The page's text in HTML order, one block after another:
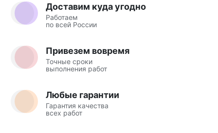
Доставим куда угодно
Работаем
по всей России
Привезем вовремя
Точные сроки
выполнения работ
Любые гарантии
Гарантия качества
всех работ